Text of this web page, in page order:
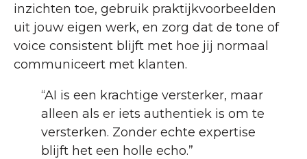
inzichten toe, gebruik praktijkvoorbeelden
uit jouw eigen werk, en zorg dat de tone of
voice consistent blijft met hoe jij normaal
communiceert met klanten.
“AI is een krachtige versterker, maar
alleen als er iets authentiek is om te
versterken. Zonder echte expertise
blijft het een holle echo.”